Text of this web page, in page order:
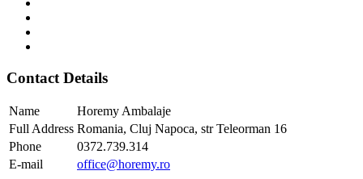
Contact Details
Name
Horemy Ambalaje
Full Address Romania, Cluj Napoca, str Teleorman 16
Phone
0372.739.314
E-mail
office@horemy.ro